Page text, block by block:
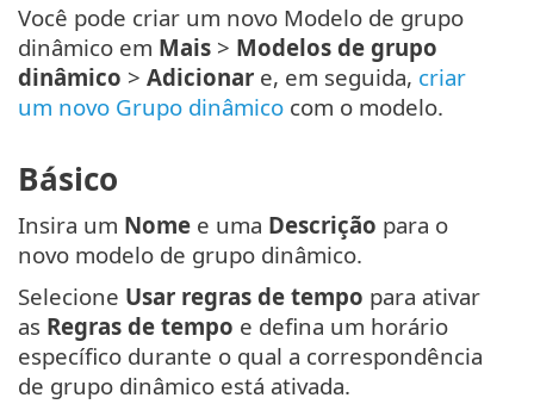
Você pode criar um novo Modelo de grupo
dinâmico em Mais > Modelos de grupo
dinâmico > Adicionar e, em seguida, criar
um novo Grupo dinâmico com o modelo.
Básico
Insira um Nome e uma Descrição para o
novo modelo de grupo dinâmico.
Selecione Usar regras de tempo para ativar
as Regras de tempo e defina um horário
específico durante o qual a correspondência
de grupo dinâmico está ativada.